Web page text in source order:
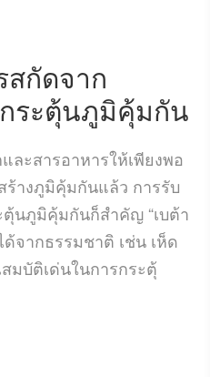
สกัดจาก
ระตุ้นภูมิคุ้มกัน
ละสารอาหารให้เพียงพอ
ร้างภูมิคุ้มกันแล้ว การรับ
นภูมิคุ้มกันก็สำคัญ “เบต้า
จากธรรมชาติ เช่น เห็ด
บัติเด่นในการกระตุ้